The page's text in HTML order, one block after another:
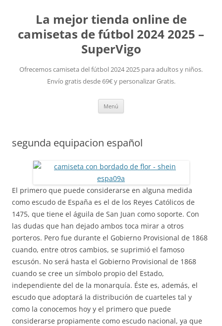
La mejor tienda online de
camisetas de fútbol 2024 2025 –
SuperVigo
Ofrecemos camiseta del fútbol 2024 2025 para adultos y niños.
Envío gratis desde 69€ y personalizar Gratis.
Menú
segunda equipacion español
El primero que puede considerarse en alguna medida
como escudo de España es el de los Reyes Católicos de
1475, que tiene el águila de San Juan como soporte. Con
las dudas que han dejado ambos toca mirar a otros
porteros. Pero fue durante el Gobierno Provisional de 1868
cuando, entre otros cambios, se suprimió el famoso
escusón. No será hasta el Gobierno Provisional de 1868
cuando se cree un símbolo propio del Estado,
independiente del de la monarquía. Éste es, además, el
escudo que adoptará la distribución de cuarteles tal y
como la conocemos hoy y el primero que puede
considerarse propiamente como escudo nacional, ya que